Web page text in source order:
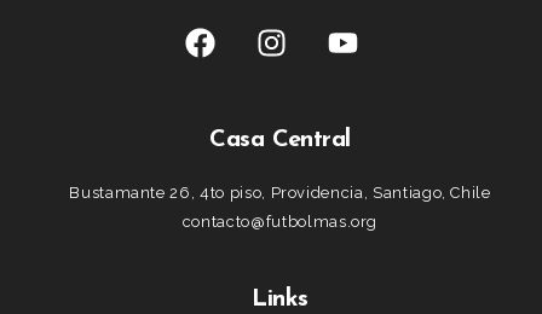
Casa Central
Bustamante 26, 4to piso, Providencia, Santiago, Chile
contacto@futbolmas.org
Links